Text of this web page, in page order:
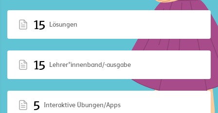
15 Lösungen
15 Lehrer*innenband/-ausgabe
5 Interaktive Übungen/Apps